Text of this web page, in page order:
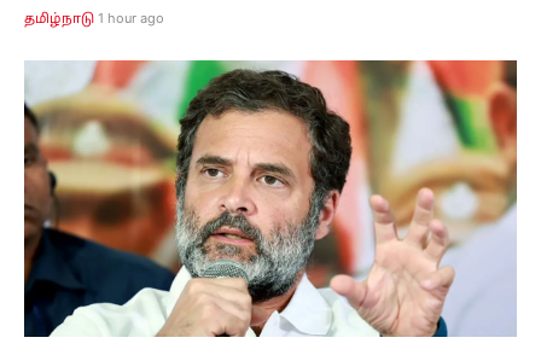
தமிழ்நாடு 1 hour ago